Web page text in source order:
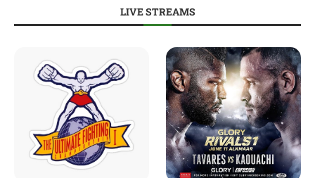
LIVE STREAMS